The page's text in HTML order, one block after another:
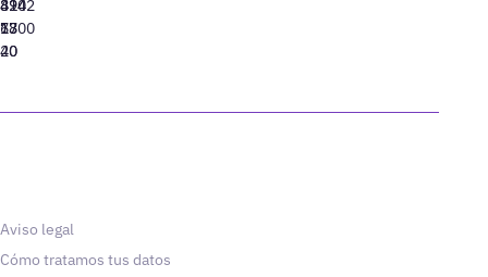
310
77
40
424
13
20
8942
6800
Aviso legal
Cómo tratamos tus datos